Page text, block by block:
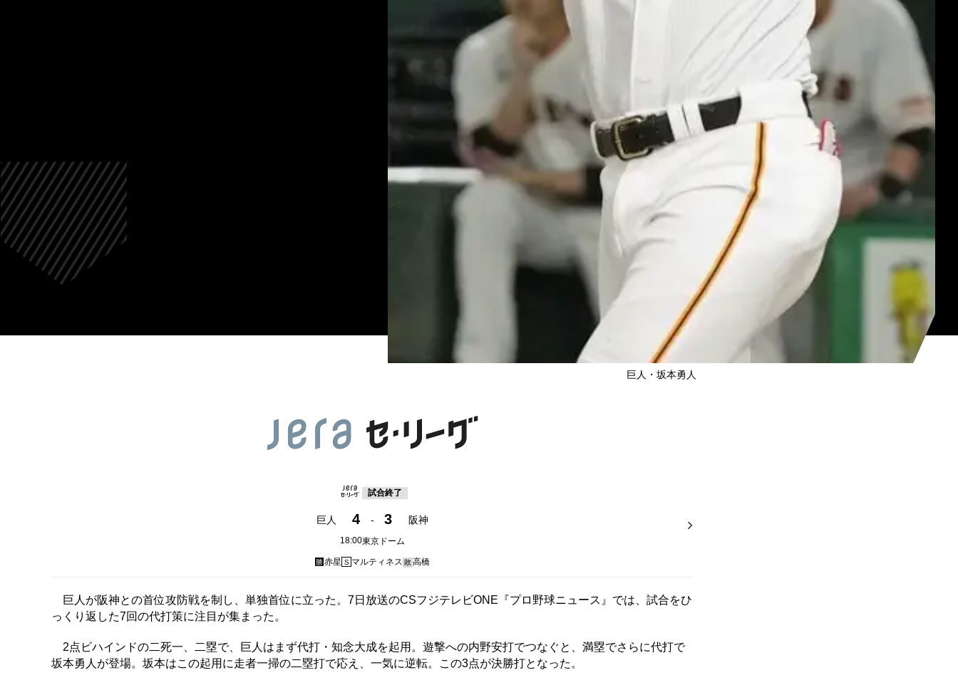
巨人・坂本勇人
試合終了
巨人 4 - 3 阪神
18:00東京ドーム
勝赤星 S マルティネス 敗高橋
巨人が阪神との首位攻防戦を制し、単独首位に立った。7日放送のCSフジテレビONE『プロ野球ニュース』では、試合をひ
っくり返した7回の代打策に注目が集まった。
2点ビハインドの二死一、二塁で、巨人はまず代打・知念大成を起用。遊撃への内野安打でつなぐと、満塁でさらに代打で
坂本勇人が登場。坂本はこの起用に走者一掃の二塁打で応え、一気に逆転。この3点が決勝打となった。